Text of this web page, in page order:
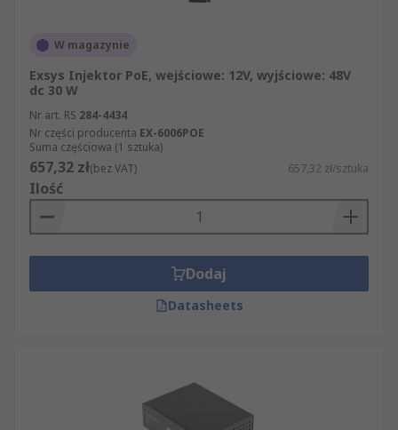
W magazynie
Exsys Injektor PoE, wejściowe: 12V, wyjściowe: 48V
dc 30 W
Nr art. RS 284-4434
Nr części producenta EX-6006POE
Suma częściowa (1 sztuka)
657,32 zł(bez VAT) 657,32 zł/sztuka
Ilość
Dodaj
Datasheets